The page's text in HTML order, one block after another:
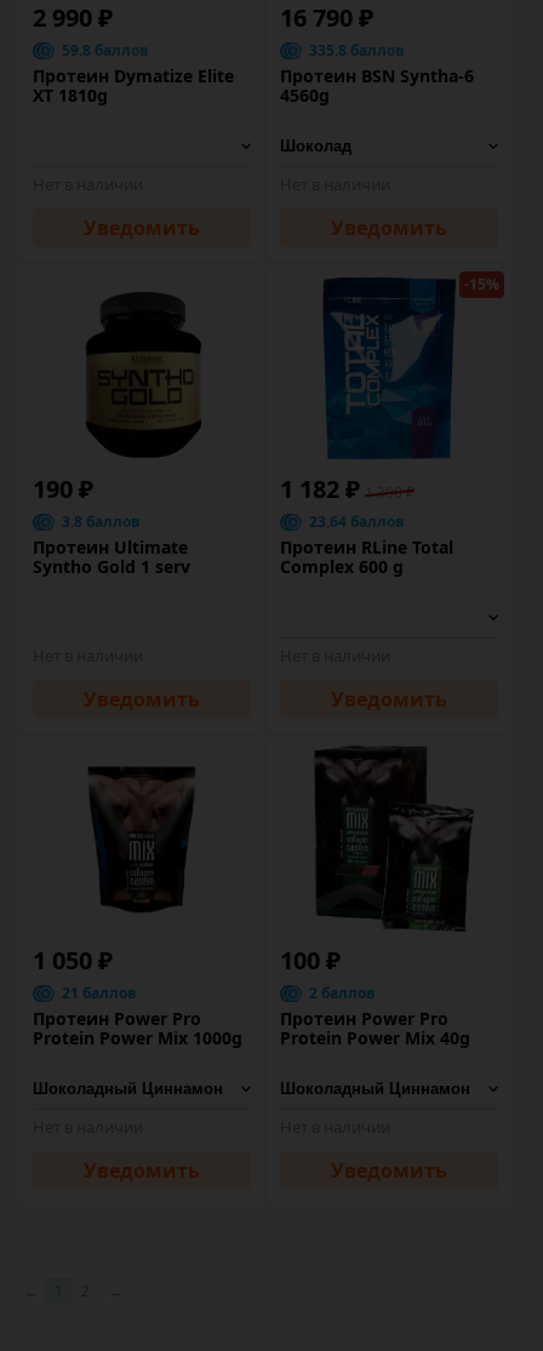
2 990 ₽
59.8 баллов
Протеин Dymatize Elite
XT 1810g
Уведомить
16 790 ₽
335.8 баллов
Протеин BSN Syntha-6
4560g
Уведомить
190 ₽
3.8 баллов
Протеин Ultimate
Syntho Gold 1 serv
Уведомить
-15%
1 182 ₽ 1 390 ₽
23.64 баллов
Протеин RLine Total
Complex 600 g
Уведомить
1 050 ₽
21 баллов
Протеин Power Pro
Protein Power Mix 1000g
Уведомить
100 ₽
2 баллов
Протеин Power Pro
Protein Power Mix 40g
Уведомить